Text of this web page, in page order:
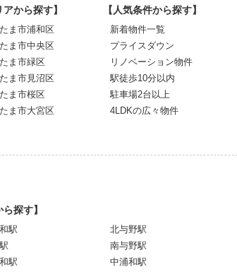
アから探す】
ま市浦和区
ま市中央区
ま市緑区
ま市見沼区
ま市桜区
ま市大宮区
【人気条件から探す】
新着物件一覧
プライスダウン
リノベーション物件
駅徒歩10分以内
駐車場2台以上
4LDKの広々物件
ら探す】
駅
駅
北与野駅
南与野駅
中浦和駅